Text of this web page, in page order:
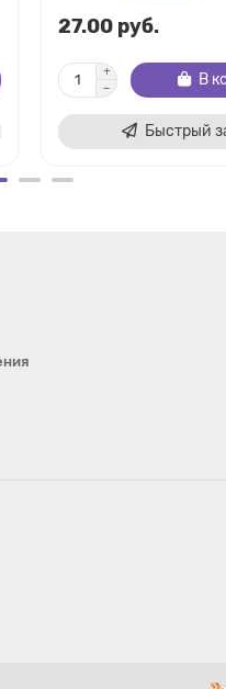
27.00 руб.
В
Быстрый